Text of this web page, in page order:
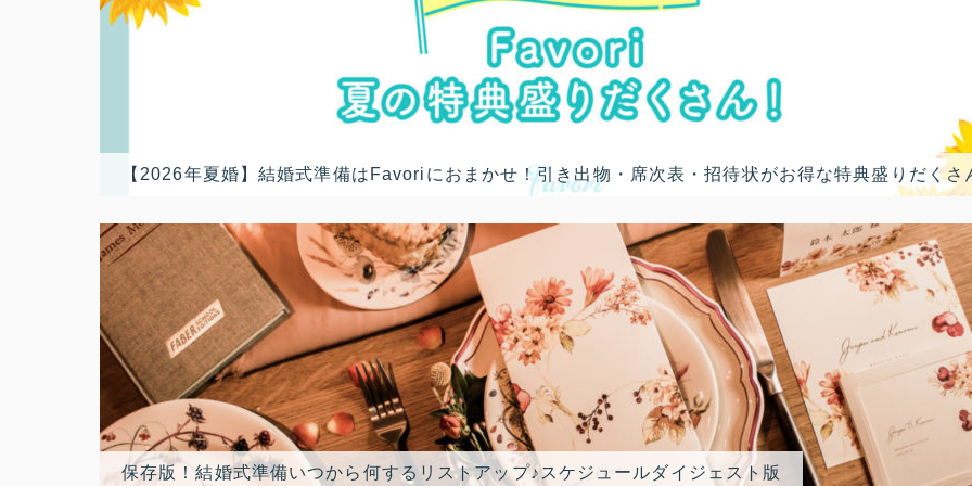
【2026年夏婚】結婚式準備はFavoriにおまかせ！引き出物・席次表・招待状がお得な特典盛りだくさ
保存版！結婚式準備いつから何するリストアップ♪スケジュールダイジェスト版